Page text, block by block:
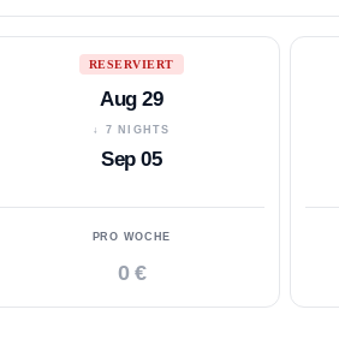
RESERVIERT
Aug 29
↓ 7 NIGHTS
Sep 05
PRO WOCHE
0 €